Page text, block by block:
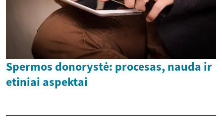
Spermos donorystė: procesas, nauda ir
etiniai aspektai